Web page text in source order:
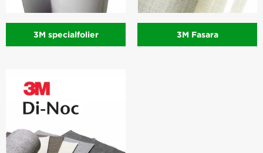
3M specialfolier 3M Fasara